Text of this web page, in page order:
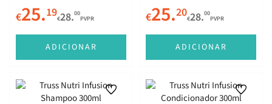
€25.19€28.00
PVPR
ADICIONAR
€25.20€28.00
PVPR
ADICIONAR